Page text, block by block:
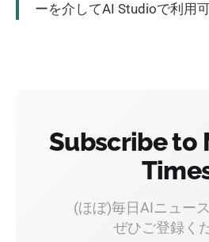
ーを介してAI Studioで利用
Subscribe to
(ほぼ)毎日AIニュー
ぜひご登録く